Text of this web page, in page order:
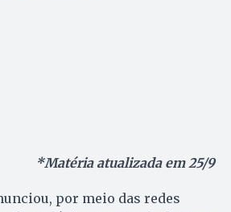
*Matéria atualizada em 25/9
por meio das redes